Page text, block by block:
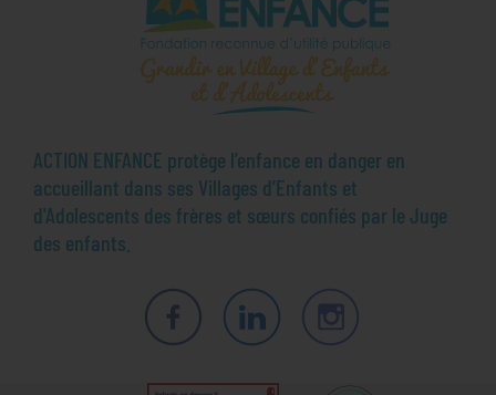
ACTION ENFANCE protège l’enfance en danger en
accueillant dans ses Villages d’Enfants et
d'Adolescents des frères et sœurs confiés par le Juge
des enfants.